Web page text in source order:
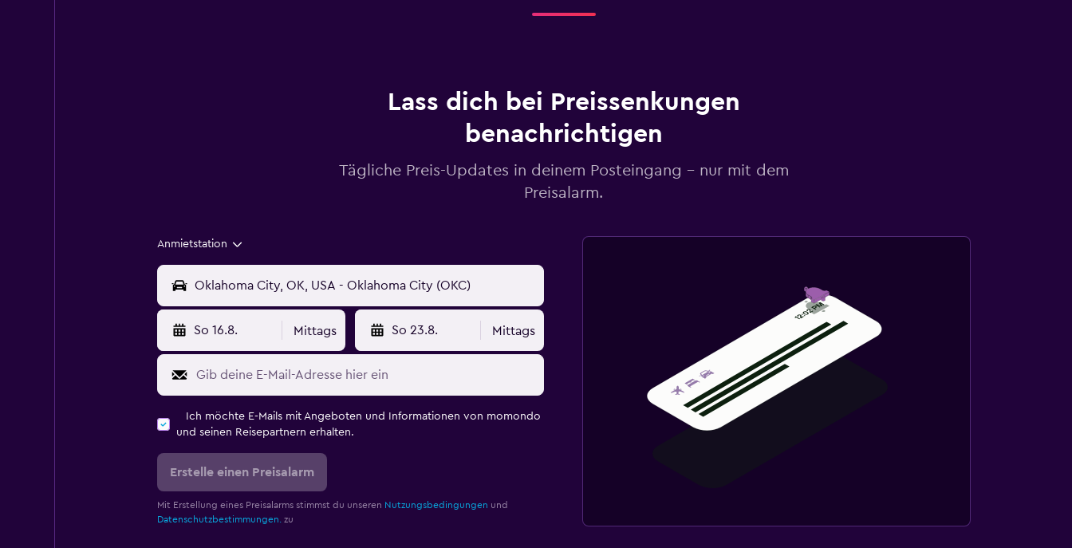
Lass dich bei Preissenkungen
benachrichtigen
Tägliche Preis-Updates in deinem Posteingang – nur mit dem
Preisalarm.
Anmietstation
So 16.8. Mittags So 23.8. Mittags
Ich möchte E-Mails mit Angeboten und Informationen von momondo
und seinen Reisepartnern erhalten.
Erstelle einen Preisalarm
Mit Erstellung eines Preisalarms stimmst du unseren Nutzungsbedingungen und
Datenschutzbestimmungen. zu